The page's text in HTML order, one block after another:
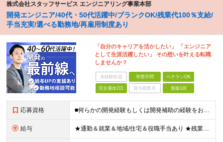
株式会社スタッフサービス エンジニアリング事業本部
開発エンジニア/40代・50代活躍中/ブランクOK/残業代100％支給/
手当充実/選べる勤務地/再雇用制度あり
「自分のキャリアを活かしたい」 「エンジニア
として生涯活躍したい」 その想いを叶える転職
しませんか？
未経験歓迎 学歴不問 ベテランOK
完全週休2日 賞与複数月 面接1回
応募資格 ■何らかの開発経験もしくは開発補助の経験をお持ちの方 ■学歴不問 ★ブランクのある方、地方在住の方も大歓迎です！
給与 ★通勤＆就業＆地域/住宅＆役職手当あり ★残業代は全額支給 ★選べる給与制度あり！ ★東京・神奈川・千葉・埼玉勤務の場合 月給23.5万円～55万円＋諸手当 （残業代は全額支給） (20,000円の